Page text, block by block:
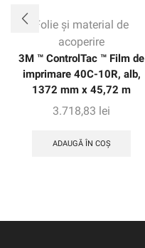
Folie și material de
acoperire
3M ™ ControlTac ™ Film de
imprimare 40C-10R, alb,
1372 mm x 45,72 m
3.718,83 lei
ADAUGĂ ÎN COȘ